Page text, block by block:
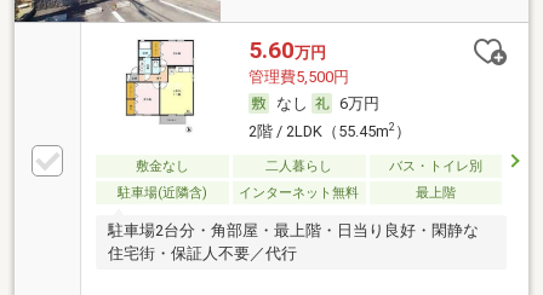
5.60万円
管理費5,500円
なし
6万円
2階 / 2LDK（55.45m2）
敷金なし 二人暮らし
バス・トイレ別
駐車場(近隣含)
インターネット無料 最上階
駐車場2台分・角部屋・最上階・日当り良好・閑静な
住宅街・保証人不要／代行